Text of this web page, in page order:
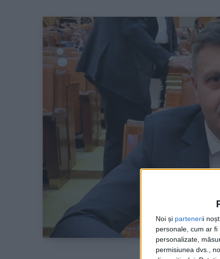
Noi și partenerii
personale, cum ar
personalizate,
permisiunea dvs.,